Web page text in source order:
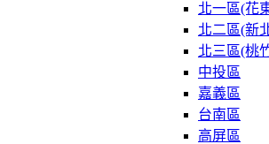
北一區(花
北二區(新
北三區(桃
中投區
嘉義區
台南區
高屏區